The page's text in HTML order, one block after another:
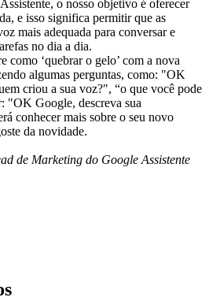
o nosso objetivo é oferecer
e isso significa permitir que as
mais adequada para conversar e
no dia a dia.
como ‘quebrar o gelo’ com a nova
algumas perguntas, como: "OK
criou a sua voz?", “o que você pode
"OK Google, descreva sua
conhecer mais sobre o seu novo
da novidade.
de Marketing do Google Assistente